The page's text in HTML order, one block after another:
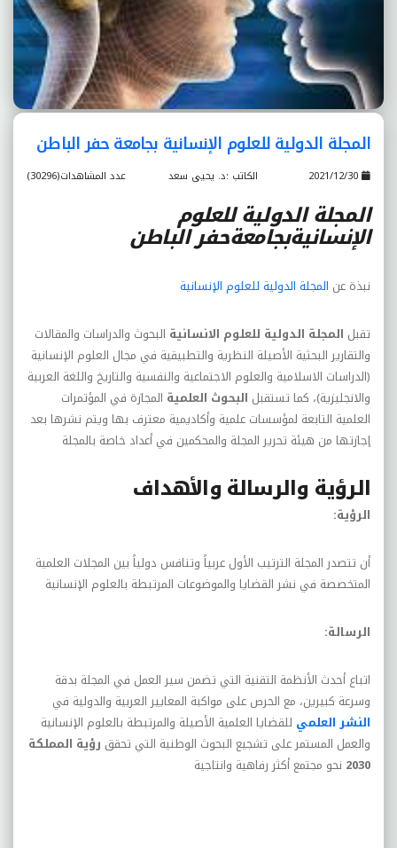
المجلة الدولية للعلوم الإنسانية بجامعة حفر الباطن
عدد المشاهدات(30296) الكاتب :د. يحيى سعد
المجلة الدولية للعلوم
الإنسانيةبجامعةحفر الباطن
نبذة عن المجلة الدولية للعلوم الإنسانية
تقبل المجلة الدولية للعلوم الانسانية البحوث والدراسات والمقالات
والتقارير البحثية الأصيلة النظرية والتطبيقية في مجال العلوم الإنسانية
(الدراسات الاسلامية والعلوم الاجتماعية والنفسية والتاريخ واللغة العربية
والانجليزية)، كما تستقبل البحوث العلمية المجازة في المؤتمرات
العلمية التابعة لمؤسسات علمية وأكاديمية معترف بها ويتم نشرها بعد
إجازتها من هيئة تحرير المجلة والمحكمين في أعداد خاصة بالمجلة
الرؤية والرسالة والأهداف
الرؤية:
أن تتصدر المجلة الترتيب الأول عربياً وتنافس دولياً بين المجلات العلمية
المتخصصة في نشر القضايا والموضوعات المرتبطة بالعلوم الإنسانية
الرسالة:
اتباع أحدث الأنظمة التقنية التي تضمن سير العمل في المجلة بدقة
وسرعة كبيرين، مع الحرص على مواكبة المعايير العربية والدولية في
النشر العلمي للقضايا العلمية الأصيلة والمرتبطة بالعلوم الإنسانية
والعمل المستمر على تشجيع البحوث الوطنية التي تحقق رؤية المملكة
2030 نحو مجتمع أكثر رفاهية وانتاجية